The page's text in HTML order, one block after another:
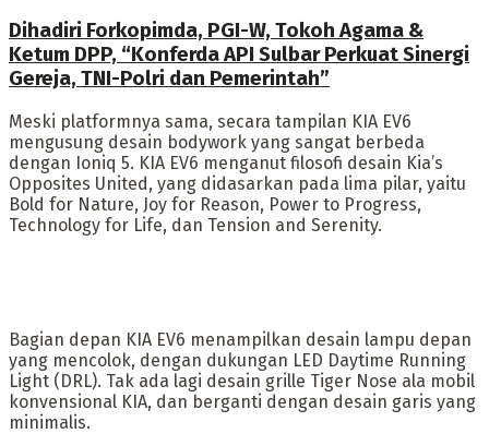
Dihadiri Forkopimda, PGI-W, Tokoh Agama &
Ketum DPP, “Konferda API Sulbar Perkuat Sinergi
Gereja, TNI-Polri dan Pemerintah”
Meski platformnya sama, secara tampilan KIA EV6
mengusung desain bodywork yang sangat berbeda
dengan Ioniq 5. KIA EV6 menganut filosofi desain Kia’s
Opposites United, yang didasarkan pada lima pilar, yaitu
Bold for Nature, Joy for Reason, Power to Progress,
Technology for Life, dan Tension and Serenity.
Bagian depan KIA EV6 menampilkan desain lampu depan
yang mencolok, dengan dukungan LED Daytime Running
Light (DRL). Tak ada lagi desain grille Tiger Nose ala mobil
konvensional KIA, dan berganti dengan desain garis yang
minimalis.